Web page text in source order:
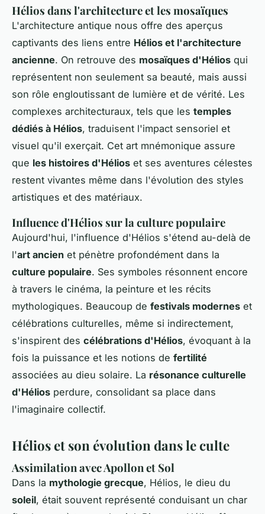
Hélios dans l'architecture et les mosaïques
L'architecture antique nous offre des aperçus
captivants des liens entre Hélios et l'architecture
ancienne. On retrouve des mosaïques d'Hélios qui
représentent non seulement sa beauté, mais aussi
son rôle engloutissant de lumière et de vérité. Les
complexes architecturaux, tels que les temples
dédiés à Hélios, traduisent l'impact sensoriel et
visuel qu'il exerçait. Cet art mnémonique assure
que les histoires d'Hélios et ses aventures célestes
restent vivantes même dans l'évolution des styles
artistiques et des matériaux.
Influence d'Hélios sur la culture populaire
Aujourd'hui, l'influence d'Hélios s'étend au-delà de
l'art ancien et pénètre profondément dans la
culture populaire. Ses symboles résonnent encore
à travers le cinéma, la peinture et les récits
mythologiques. Beaucoup de festivals modernes et
célébrations culturelles, même si indirectement,
s'inspirent des célébrations d'Hélios, évoquant à la
fois la puissance et les notions de fertilité
associées au dieu solaire. La résonance culturelle
d'Hélios perdure, consolidant sa place dans
l'imaginaire collectif.
Hélios et son évolution dans le culte
Assimilation avec Apollon et Sol
Dans la mythologie grecque, Hélios, le dieu du
soleil, était souvent représenté conduisant un char